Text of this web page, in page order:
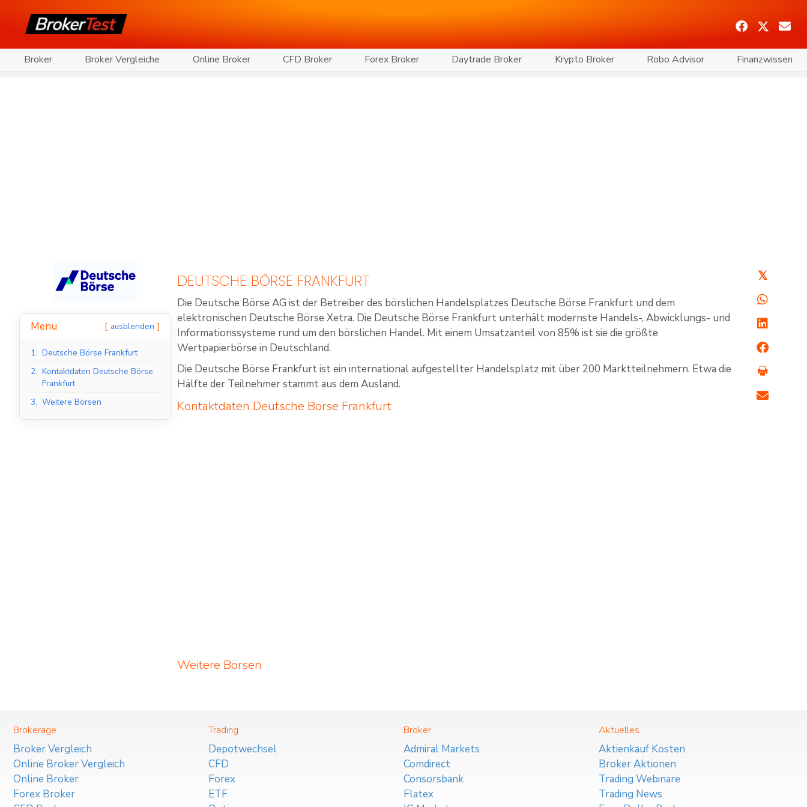
Broker Broker Vergleiche Online Broker CFD Broker Forex Broker Daytrade Broker Krypto Broker Robo Advisor Finanzwissen
Menu ausblenden
1. Deutsche Börse Frankfurt
2. Kontaktdaten Deutsche Börse
Frankfurt
3. Weitere Börsen
DEUTSCHE BÖRSE FRANKFURT
Die Deutsche Börse AG ist der Betreiber des börslichen Handelsplatzes Deutsche Börse Frankfurt und dem
elektronischen Deutsche Börse Xetra. Die Deutsche Börse Frankfurt unterhält modernste Handels-, Abwicklungs- und
Informationssysteme rund um den börslichen Handel. Mit einem Umsatzanteil von 85% ist sie die größte
Wertpapierbörse in Deutschland.
Die Deutsche Börse Frankfurt ist ein international aufgestellter Handelsplatz mit über 200 Marktteilnehmern. Etwa die
Hälfte der Teilnehmer stammt aus dem Ausland.
Kontaktdaten Deutsche Börse Frankfurt
Weitere Börsen
𝕏
Brokerage
Broker Vergleich
Online Broker Vergleich
Online Broker
Forex Broker
Trading
Depotwechsel
CFD
Forex
ETF
Broker
Admiral Markets
Comdirect
Consorsbank
Flatex
Aktuelles
Aktienkauf Kosten
Broker Aktionen
Trading Webinare
Trading News